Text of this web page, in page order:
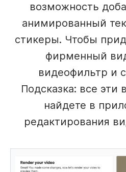
возможность
анимированный
стикеры. Чтобы
фирменный
видеофильтр и
Подсказка: все
найдете в
редактирования